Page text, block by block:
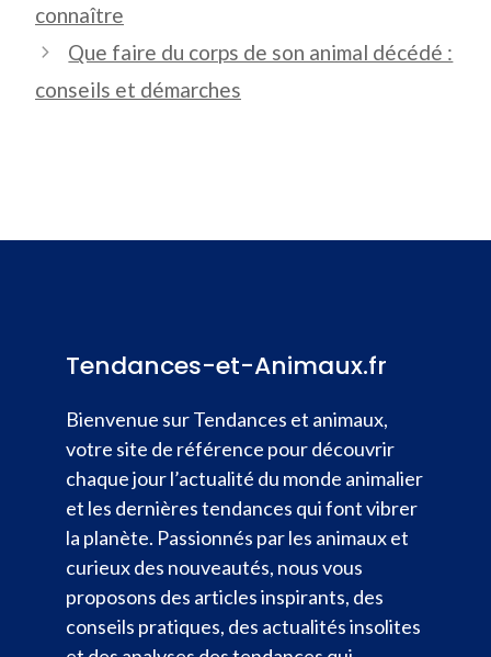
connaître
Que faire du corps de son animal décédé :
conseils et démarches
Tendances-et-Animaux.fr
Bienvenue sur Tendances et animaux,
votre site de référence pour découvrir
chaque jour l’actualité du monde animalier
et les dernières tendances qui font vibrer
la planète. Passionnés par les animaux et
curieux des nouveautés, nous vous
proposons des articles inspirants, des
conseils pratiques, des actualités insolites